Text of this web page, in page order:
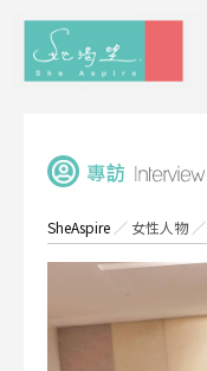
SheAspire ／ 女性人物／